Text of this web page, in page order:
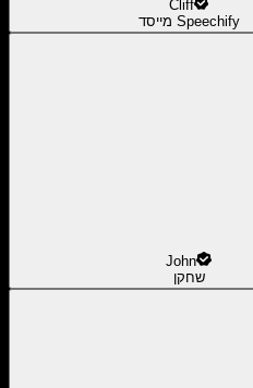
Cliff
מייסד Speechify
John
שחקן